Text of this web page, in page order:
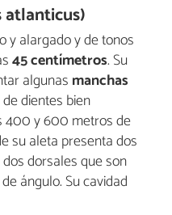
atlanticus)
y alargado y de tonos
45 centímetros. Su
algunasmanchas
dientes bien
400 y 600 metros de
su aleta presenta dos
dorsales que son
ángulo. Su cavidad